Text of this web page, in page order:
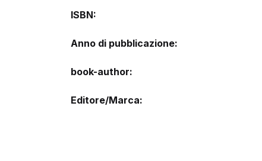
ISBN
Anno di pubblicazione
book-author
Editore/Marca